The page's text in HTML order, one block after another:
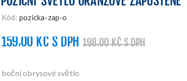
Kód: pozicka-zap-o
159,00 KČ S DPH 198,00 KČ S DPH
boční obrysové světlo